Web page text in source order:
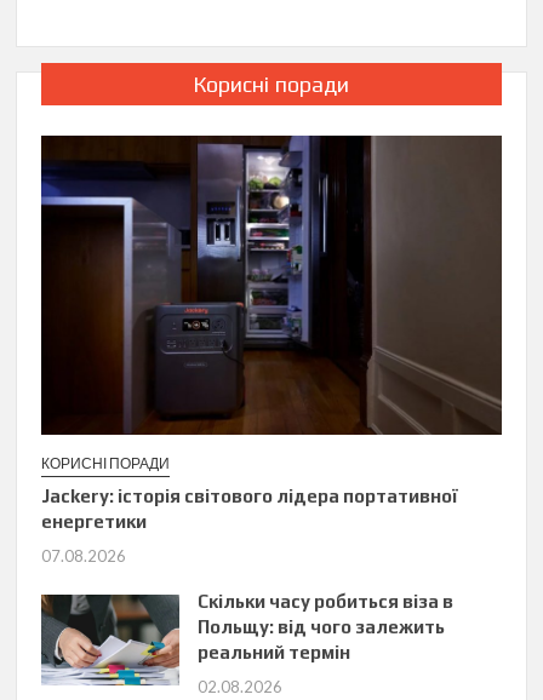
Корисні поради
КОРИСНІ ПОРАДИ
Jackery: історія світового лідера портативної
енергетики
07.08.2026
Скільки часу робиться віза в
Польщу: від чого залежить
реальний термін
02.08.2026